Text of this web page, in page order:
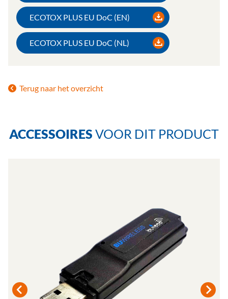
ECOTOX PLUS EU DoC (EN)
ECOTOX PLUS EU DoC (NL)
Terug naar het overzicht
ACCESSOIRES VOOR DIT PRODUCT